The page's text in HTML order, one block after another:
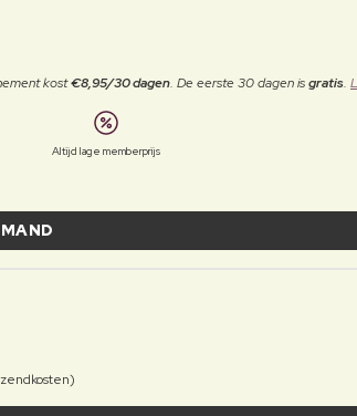
kost€8,95/30 dagen. De eerste 30 dagen isgratis.
Altijd lage memberprijs